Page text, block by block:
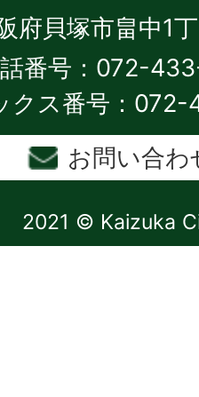
府貝塚市畠中1
番号：072-
クス番号：
お問い合わ
2021 © Kaizuka